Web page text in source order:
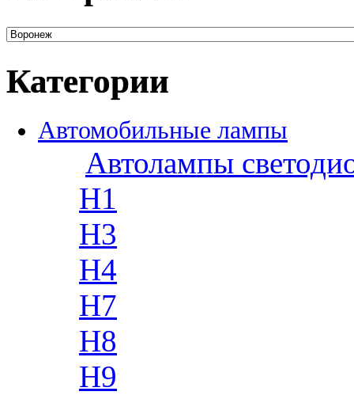
Категории
Автомобильные лампы
Автолампы
H1
H3
H4
H7
H8
H9